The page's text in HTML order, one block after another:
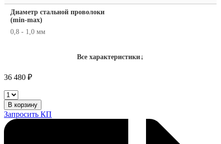
Диаметр стальной проволоки
(min-max)
0,8 - 1,0 мм
Все характеристики↓
36 480 ₽
Fubag
IRMIG
180
SYN
с
В корзину
Запросить КП